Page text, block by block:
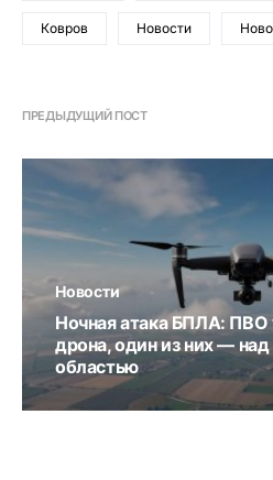
Ковров Новости
ПРЕДЫДУЩИЙ ПОСТ
Новости
Ночная атака БПЛА:
дрона, один из них —
областью